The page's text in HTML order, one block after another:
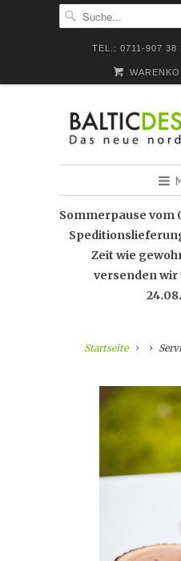
TEL.: 0711-907 38
Sommerpause vom
Zeit wie
versenden wir
Startseite